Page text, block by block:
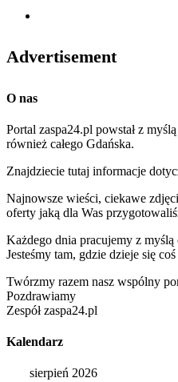
Advertisement
O nas
Portal zaspa24.pl powstał z
również całego Gdańska.
Znajdziecie tutaj informacje
Najnowsze wieści, ciekawe
oferty jaką dla Was
Każdego dnia pracujemy z myślą
Jesteśmy tam, gdzie dzieje się
Twórzmy razem nasz wspólny
Pozdrawiamy
Zespół zaspa24.pl
Kalendarz
sierpień 2026